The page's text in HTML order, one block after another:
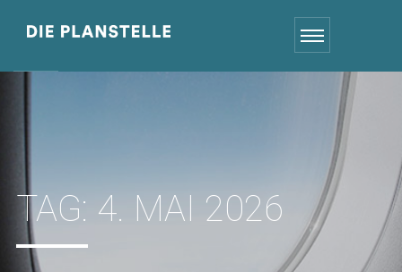
TAG: 4. MAI 2026